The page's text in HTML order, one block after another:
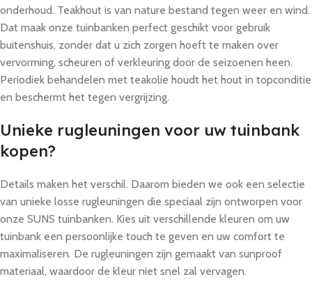
onderhoud. Teakhout is van nature bestand tegen weer en wind.
Dat maak onze tuinbanken perfect geschikt voor gebruik
buitenshuis, zonder dat u zich zorgen hoeft te maken over
vervorming, scheuren of verkleuring door de seizoenen heen.
Periodiek behandelen met teakolie houdt het hout in topconditie
en beschermt het tegen vergrijzing.
Unieke rugleuningen voor uw tuinbank
kopen?
Details maken het verschil. Daarom bieden we ook een selectie
van unieke losse rugleuningen die speciaal zijn ontworpen voor
onze SUNS tuinbanken. Kies uit verschillende kleuren om uw
tuinbank een persoonlijke touch te geven en uw comfort te
maximaliseren. De rugleuningen zijn gemaakt van sunproof
materiaal, waardoor de kleur niet snel zal vervagen.